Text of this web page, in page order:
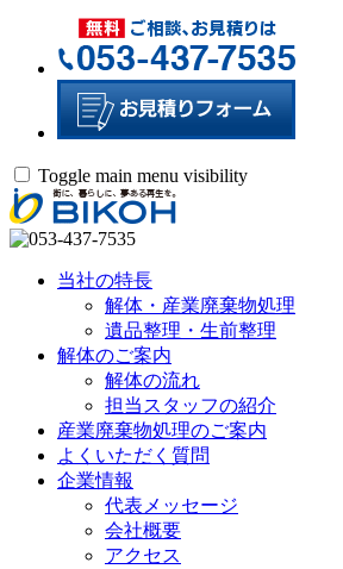
Toggle main menu visibility
当社の特長
解体・産業廃棄物処理
遺品整理・生前整理
解体のご案内
解体の流れ
担当スタッフの紹介
産業廃棄物処理のご案内
よくいただく質問
企業情報
代表メッセージ
会社概要
アクセス